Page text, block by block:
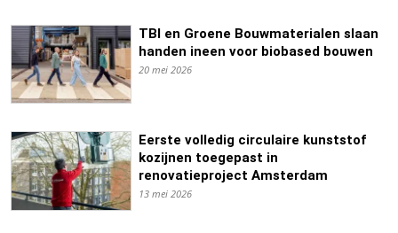
TBI en Groene Bouwmaterialen slaan
handen ineen voor biobased bouwen
20 mei 2026
Eerste volledig circulaire kunststof
kozijnen toegepast in
renovatieproject Amsterdam
13 mei 2026